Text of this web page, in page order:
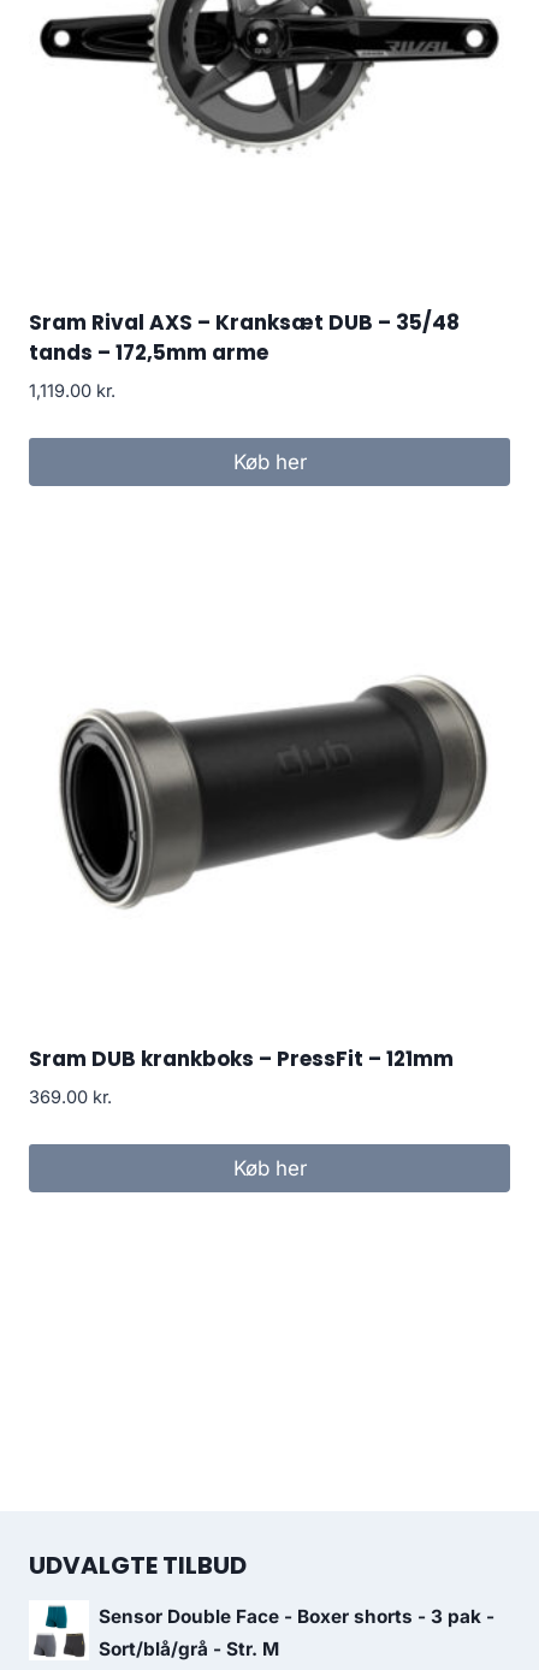
Sram Rival AXS – Kranksæt DUB – 35/48
tands – 172,5mm arme
1,119.00 kr.
Køb her
Sram DUB krankboks – PressFit – 121mm
369.00 kr.
Køb her
UDVALGTE TILBUD
Sensor Double Face - Boxer shorts - 3 pak -
Sort/blå/grå - Str. M